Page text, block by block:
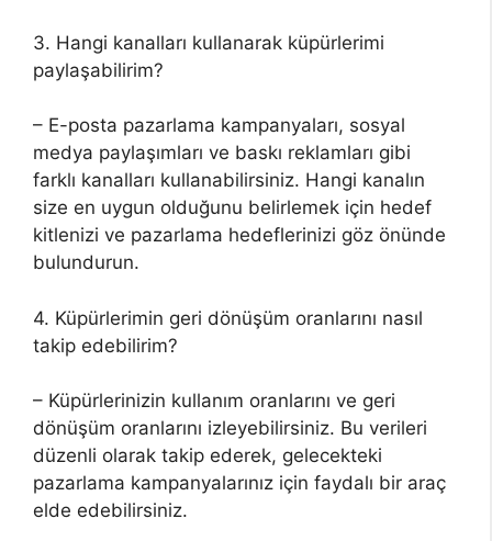
3. Hangi kanalları kullanarak küpürlerimi
paylaşabilirim?
– E-posta pazarlama kampanyaları, sosyal
medya paylaşımları ve baskı reklamları gibi
farklı kanalları kullanabilirsiniz. Hangi kanalın
size en uygun olduğunu belirlemek için hedef
kitlenizi ve pazarlama hedeflerinizi göz önünde
bulundurun.
4. Küpürlerimin geri dönüşüm oranlarını nasıl
takip edebilirim?
– Küpürlerinizin kullanım oranlarını ve geri
dönüşüm oranlarını izleyebilirsiniz. Bu verileri
düzenli olarak takip ederek, gelecekteki
pazarlama kampanyalarınız için faydalı bir araç
elde edebilirsiniz.